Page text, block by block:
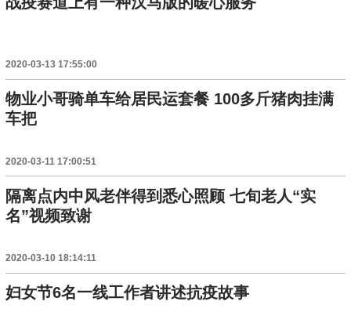
2020-03-13 17:55:00
物业小哥骑单车给居民运套餐 100多斤猪肉挂满
车把
2020-03-11 17:00:51
隔离点内中风老伴得到悉心照顾 七旬老人“实
名”视频致谢
2020-03-10 18:14:11
妇女节6名一线工作者讲述抗疫故事